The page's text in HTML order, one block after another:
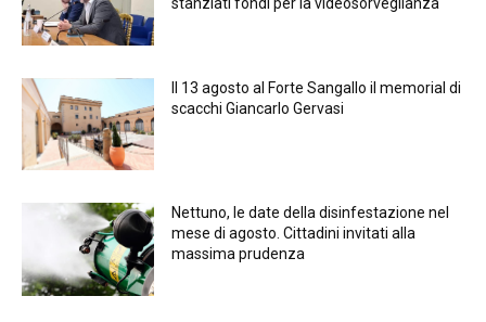
Il 13 agosto al Forte Sangallo il memorial di
scacchi Giancarlo Gervasi
Nettuno, le date della disinfestazione nel
mese di agosto. Cittadini invitati alla
massima prudenza